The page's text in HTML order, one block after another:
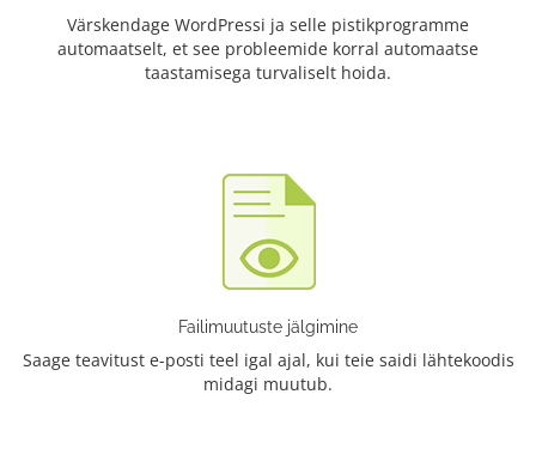
Värskendage WordPressi ja selle pistikprogramme
automaatselt, et see probleemide korral automaatse
taastamisega turvaliselt hoida.
Failimuutuste jälgimine
Saage teavitust e-posti teel igal ajal, kui teie saidi lähtekoodis
midagi muutub.